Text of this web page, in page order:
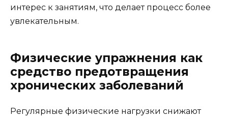
интерес к занятиям, что делает процесс более
увлекательным.
Физические упражнения как
средство предотвращения
хронических заболеваний
Регулярные физические нагрузки снижают